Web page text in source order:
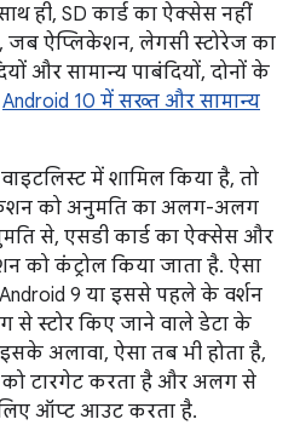
ही, SD कार्ड का ऐक्सेस नहीं
जब ऐप्लिकेशन, लेगसी स्टोरेज का
और सामान्य पाबंदियों, दोनों के
Android 10 में सख्त और सामान्य
में शामिल किया है, तो
को अनुमति का अलग-अलग
से, एसडी कार्ड का ऐक्सेस और
कंट्रोल किया जाता है. ऐसा
9 या इससे पहले के वर्शन
स्टोर किए जाने वाले डेटा के
अलावा, ऐसा तब भी होता है,
टारगेट करता है और अलग से
ऑप्ट आउट करता है.